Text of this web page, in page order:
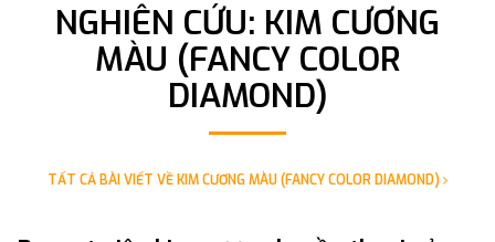
NGHIÊN CỨU: KIM CƯƠNG
MÀU (FANCY COLOR
DIAMOND)
TẤT CẢ BÀI VIẾT VỀ KIM CƯƠNG MÀU (FANCY COLOR DIAMOND)